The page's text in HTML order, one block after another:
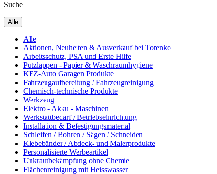
Suche
Alle
Alle
Aktionen, Neuheiten & Ausverkauf bei Torenko
Arbeitsschutz, PSA und Erste Hilfe
Putzlappen - Papier & Waschraumhygiene
KFZ-Auto Garagen Produkte
Fahrzeugaufbereitung / Fahrzeugreinigung
Chemisch-technische Produkte
Werkzeug
Elektro - Akku - Maschinen
Werkstattbedarf / Betriebseinrichtung
Installation & Befestigungsmaterial
Schleifen / Bohren / Sägen / Schneiden
Klebebänder / Abdeck- und Malerprodukte
Personalisierte Werbeartikel
Unkrautbekämpfung ohne Chemie
Flächenreinigung mit Heisswasser